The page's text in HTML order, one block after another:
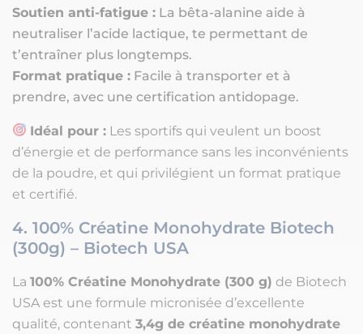
Soutien anti-fatigue : La bêta-alanine aide à
neutraliser l’acide lactique, te permettant de
t’entraîner plus longtemps.
Format pratique : Facile à transporter et à
prendre, avec une certification antidopage.
Idéal pour : Les sportifs qui veulent un boost
d’énergie et de performance sans les inconvénients
de la poudre, et qui privilégient un format pratique
et certifié.
4. 100% Créatine Monohydrate Biotech
(300g) – Biotech USA
La 100% Créatine Monohydrate (300 g) de Biotech
USA est une formule micronisée d’excellente
qualité, contenant 3,4g de créatine monohydrate